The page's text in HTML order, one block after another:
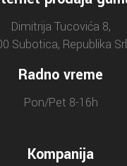
Dimitrija Tucovića 8,
Subotica, Republika
Radno vreme
Pon/Pet 8-16h
Kompanija